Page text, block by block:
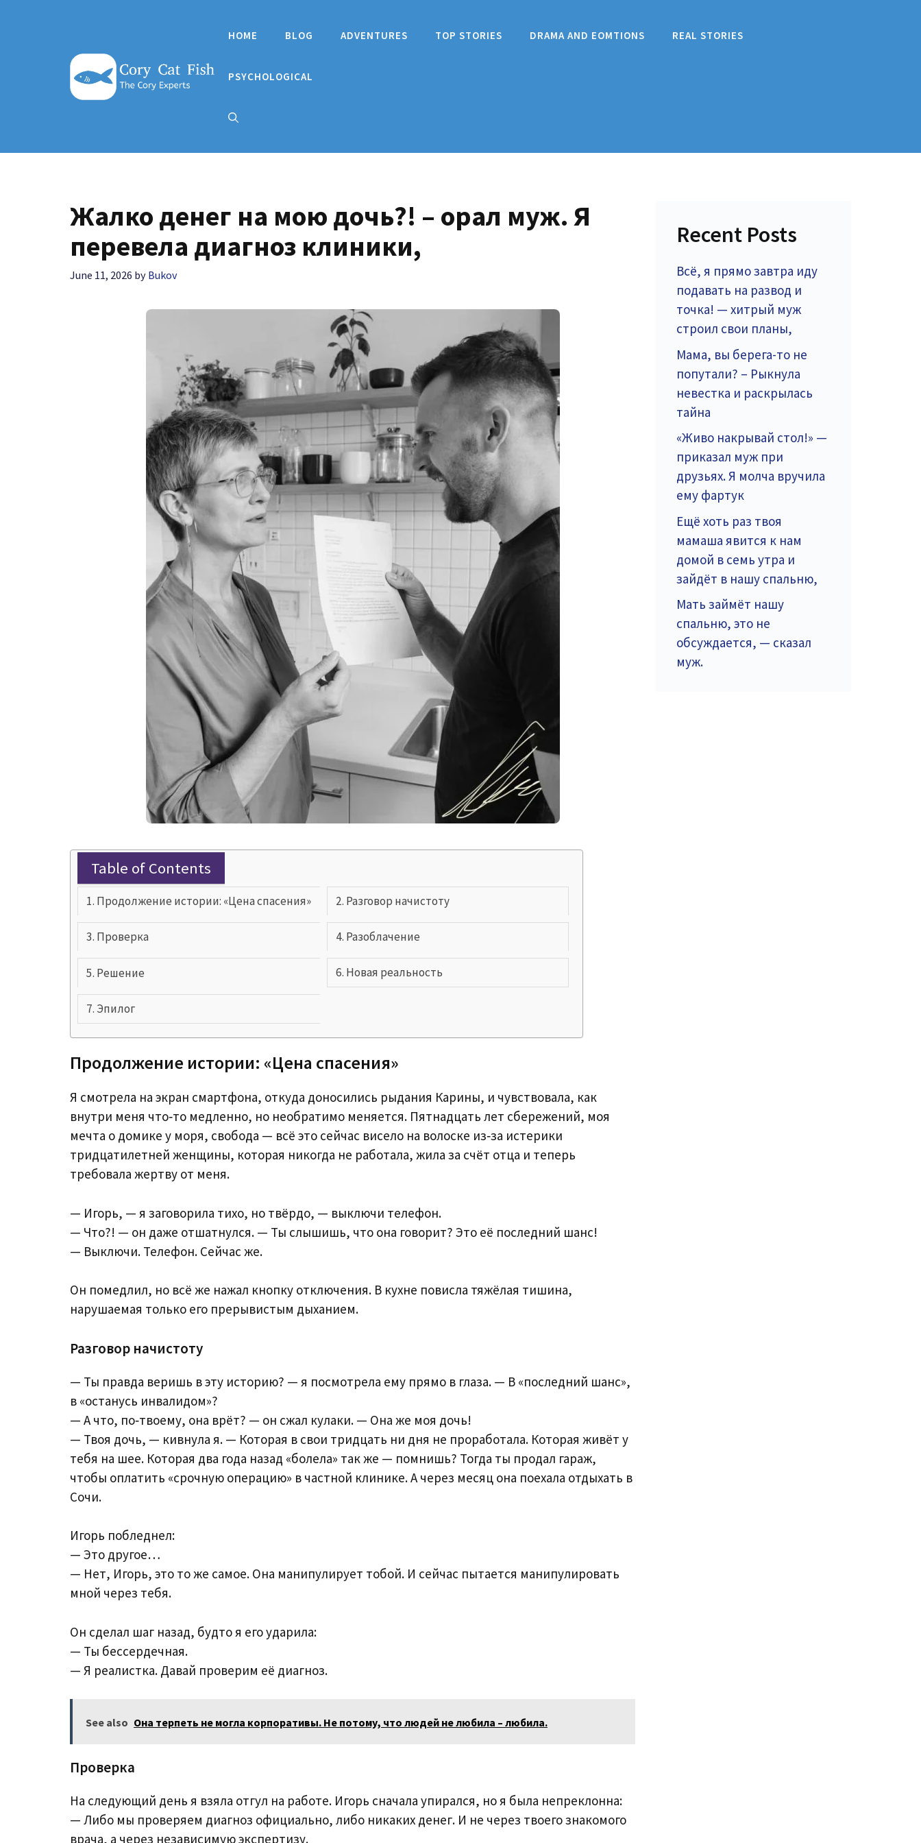
HOME BLOG ADVENTURES TOP STORIES DRAMA AND EOMTIONS REAL STORIES
PSYCHOLOGICAL
Жалко денег на мою дочь?! – орал муж. Я
перевела диагноз клиники,
June 11, 2026 by Bukov
Table of Contents
Продолжение истории: «Цена спасения» Разговор начистоту
Проверка Разоблачение
Решение Новая реальность
Эпилог
Продолжение истории: «Цена спасения»
Я смотрела на экран смартфона, откуда доносились рыдания Карины, и чувствовала, как
внутри меня что‑то медленно, но необратимо меняется. Пятнадцать лет сбережений, моя
мечта о домике у моря, свобода — всё это сейчас висело на волоске из‑за истерики
тридцатилетней женщины, которая никогда не работала, жила за счёт отца и теперь
требовала жертву от меня.
— Игорь, — я заговорила тихо, но твёрдо, — выключи телефон.
— Что?! — он даже отшатнулся. — Ты слышишь, что она говорит? Это её последний шанс!
— Выключи. Телефон. Сейчас же.
Он помедлил, но всё же нажал кнопку отключения. В кухне повисла тяжёлая тишина,
нарушаемая только его прерывистым дыханием.
Разговор начистоту
— Ты правда веришь в эту историю? — я посмотрела ему прямо в глаза. — В «последний шанс»,
в «останусь инвалидом»?
— А что, по‑твоему, она врёт? — он сжал кулаки. — Она же моя дочь!
— Твоя дочь, — кивнула я. — Которая в свои тридцать ни дня не проработала. Которая живёт у
тебя на шее. Которая два года назад «болела» так же — помнишь? Тогда ты продал гараж,
чтобы оплатить «срочную операцию» в частной клинике. А через месяц она поехала отдыхать в
Сочи.
Игорь побледнел:
— Это другое…
— Нет, Игорь, это то же самое. Она манипулирует тобой. И сейчас пытается манипулировать
мной через тебя.
Он сделал шаг назад, будто я его ударила:
— Ты бессердечная.
— Я реалистка. Давай проверим её диагноз.
See also Она терпеть не могла корпоративы. Не потому, что людей не любила – любила.
Проверка
На следующий день я взяла отгул на работе. Игорь сначала упирался, но я была непреклонна:
— Либо мы проверяем диагноз официально, либо никаких денег. И не через твоего знакомого
врача, а через независимую экспертизу.
Recent Posts
Всё, я прямо завтра иду
подавать на развод и
точка! — хитрый муж
строил свои планы,
Мама, вы берега-то не
попутали? – Рыкнула
невестка и раскрылась
тайна
«Живо накрывай стол!» —
приказал муж при
друзьях. Я молча вручила
ему фартук
Ещё хоть раз твоя
мамаша явится к нам
домой в семь утра и
зайдёт в нашу спальню,
Мать займёт нашу
спальню, это не
обсуждается, — сказал
муж.